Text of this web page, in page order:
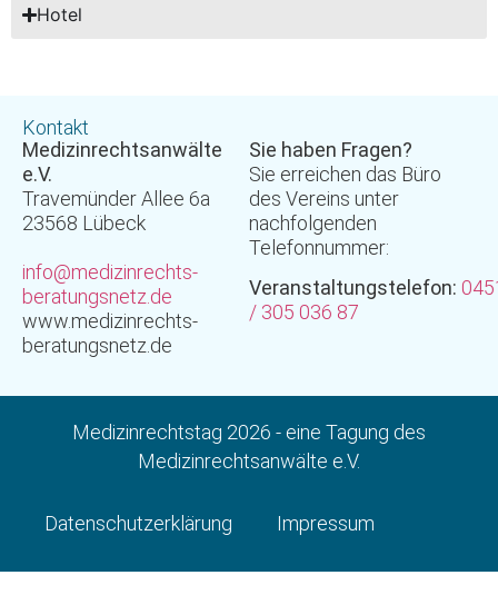
Hotel
Kontakt
Medizinrechtsanwälte
e.V.
Travemünder Allee 6a
23568 Lübeck
info@medizinrechts-
beratungsnetz.de
www.medizinrechts-
beratungsnetz.de
Sie haben Fragen?
Sie erreichen das Büro
des Vereins unter
nachfolgenden
Telefonnummer:
Veranstaltungstelefon:
/ 305 036 87
Medizinrechtstag 2026 - eine Tagung des
Medizinrechtsanwälte e.V.
Datenschutzerklärung Impressum